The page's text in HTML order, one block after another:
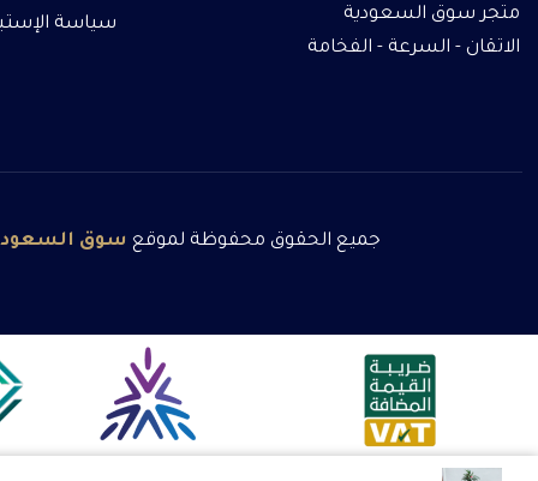
متجر سوق السعودية
الاتقان - السرعة - الفخامة
سياسة
جميع الحقوق محفوظة لموقع سوق